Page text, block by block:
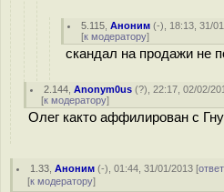
5.115 ,Аноним (-), 18:13, 31/
[к модератору]
скандал на продажи не
2.144 ,Anonym0us (?), 22:17, 02/02/
[к модератору]
Олег както аффилирован с
1.33 ,Аноним (-), 01:44, 31/01/2013 [
[к модератору]